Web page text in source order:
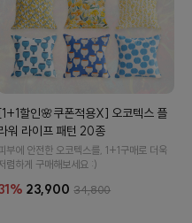
[1+1할인🌸쿠폰적용X] 오코텍스 플
워 라이프 패턴 20종
부에 안전한 오코텍스를, 1+1구매로 더욱
렴하게 구매해보세요 :)
23,900 34,800